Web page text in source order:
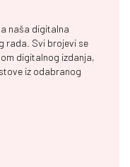
naša digitalna
rada. Svi brojevi se
digitalnog izdanja,
iz odabranog